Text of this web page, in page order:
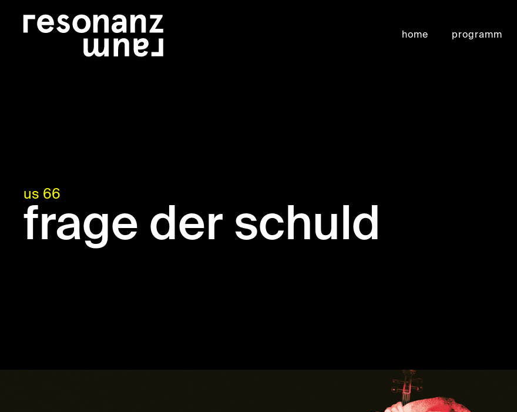
home programm
us 66
frage der schuld